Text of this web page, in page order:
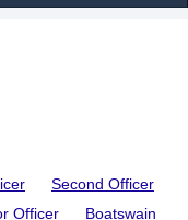
Second Officer
Officer
Boatswain